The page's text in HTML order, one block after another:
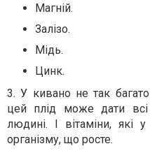
Магній.
Залізо.
Мідь.
Цинк.
3. У кивано не так
цей плід може дати всі
людині. І вітаміни, які
організму, що росте.